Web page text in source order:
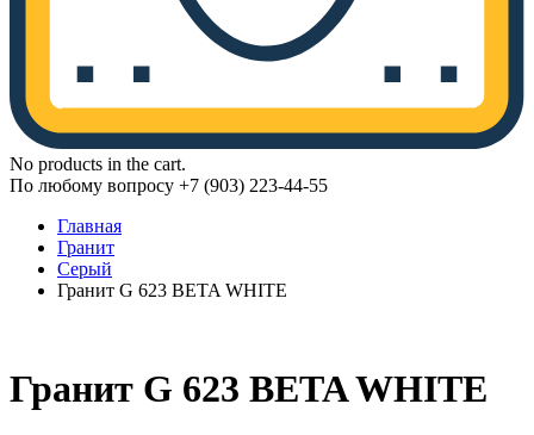
No products in the cart.
По любому вопросу +7 (903) 223-44-55
Главная
Гранит
Серый
Гранит G 623 BETA WHITE
Гранит G 623 BETA WHITE